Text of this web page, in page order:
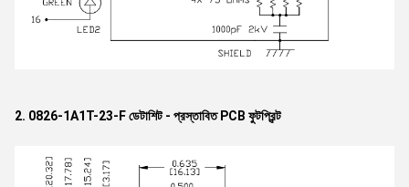
2. 0826-1A1T-23-F ডেটাশিট - প্রস্তাবিত PCB ফুটপ্রিন্ট